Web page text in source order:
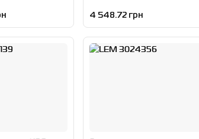
4 548.72 грн